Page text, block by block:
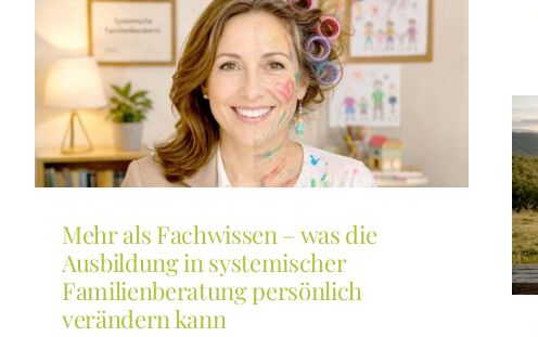
Mehr als Fachwissen – was die
Ausbildung in systemischer
Familienberatung persönlich
verändern kann